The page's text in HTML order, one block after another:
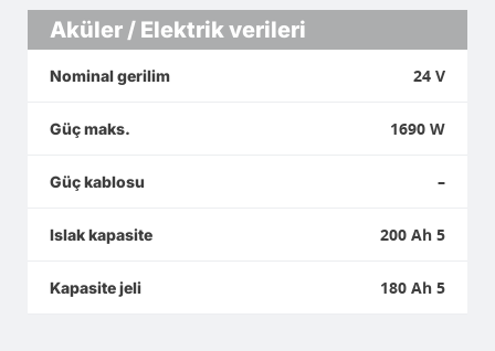
Aküler / Elektrik verileri
Nominal gerilim 24 V
Güç maks. 1690 W
Güç kablosu –
Islak kapasite 200 Ah 5
Kapasite jeli 180 Ah 5